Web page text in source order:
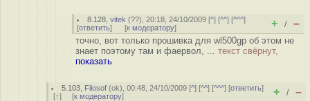
8.128 ,vitek (??), 20:18, 24/10/2009 [^] [^^] [^^^]
[ответить] [к модератору] + / –
точно, вот только прошивка для wl500gp об этом не
знает поэтому там и фаервол, ... текст свёрнут,
показать
5.103 Filosof (ok), 00:48, 24/10/2009 [^] [^^] [^^^] [ответить]
[↑] [к модератору] + / –